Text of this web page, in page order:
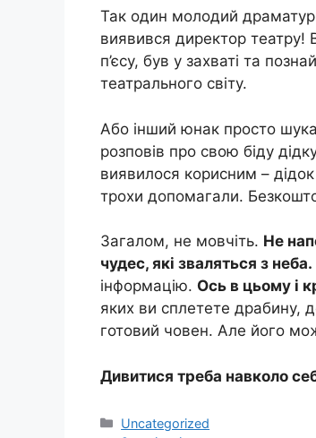
Так один молодий
виявився директор
п’єсу, був у захваті та
театрального світу.
Або інший юнак просто
розповів про свою біду
виявилося корисним –
трохи допомагали.
Загалом, не мовчіть. Не
чудес, які зваляться з неба.
інформацію. Ось в цьому і
яких ви сплетете драбину,
готовий човен. Але його
Дивитися треба навколо
Категорії
Uncategorized